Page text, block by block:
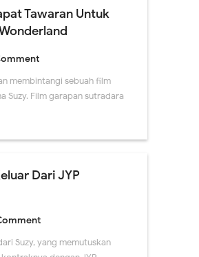
Tawaran Untuk
membintangi sebuah film
Suzy. Film garapan sutradara
Dari JYP
Suzy, yang memutuskan